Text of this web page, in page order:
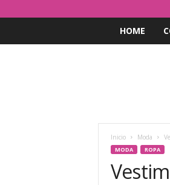
HOME
Inicio Moda
MODA ROPA